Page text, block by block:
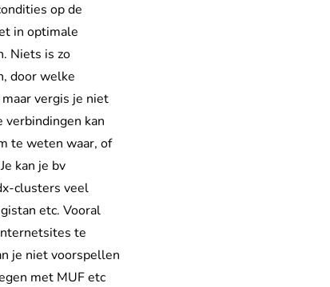
op de
in optimale
Niets is zo
door welke
vergis je niet
verbindingen kan
te weten waar, of
kan je bv
clusters veel
etc. Vooral
te
je niet voorspellen
met MUF etc